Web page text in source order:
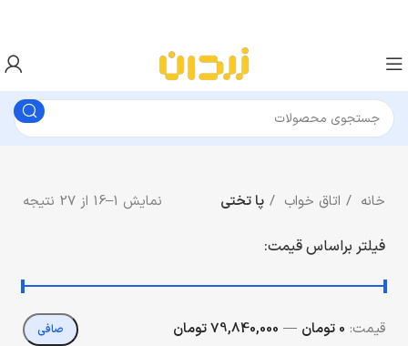
خانه اتاق خواب پا تختی نمایش 1–16 از 27 نتیجه
فیلتر براساس قیمت:
صافی قيمت: 0 تومان — 79,840,000 تومان